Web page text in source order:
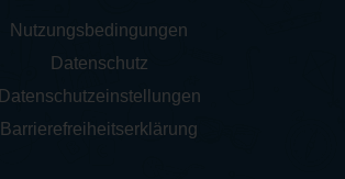
Nutzungsbedingungen
Datenschutz
Datenschutzeinstellungen
Barrierefreiheitserklärung